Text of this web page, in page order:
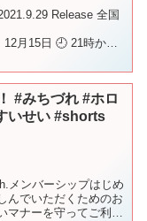
Release 全国
日 🕘 21時か
#みちづれ #ホロ
いせい #shorts
メンバーシップはじめ
でいただくためのお
マナーを守ってご利用